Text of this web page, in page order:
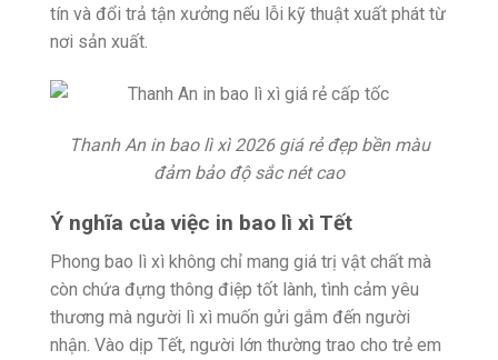
tín và đổi trả tận xưởng nếu lỗi kỹ thuật xuất phát từ
nơi sản xuất.
Thanh An in bao lì xì 2026 giá rẻ đẹp bền màu
đảm bảo độ sắc nét cao
Ý nghĩa của việc in bao lì xì Tết
Phong bao lì xì không chỉ mang giá trị vật chất mà
còn chứa đựng thông điệp tốt lành, tình cảm yêu
thương mà người lì xì muốn gửi gắm đến người
nhận. Vào dịp Tết, người lớn thường trao cho trẻ em